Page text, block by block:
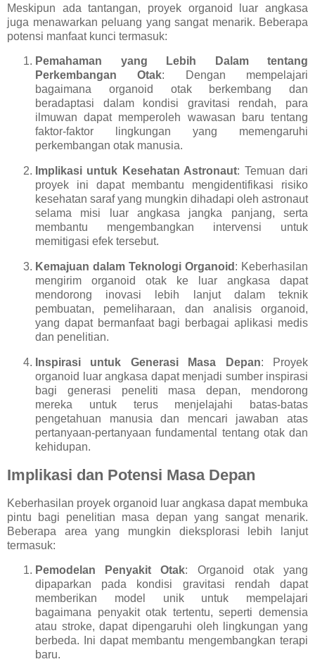
Meskipun ada tantangan, proyek organoid luar angkasa
juga menawarkan peluang yang sangat menarik. Beberapa
potensi manfaat kunci termasuk:
Pemahaman yang Lebih Dalam tentang
Perkembangan Otak: Dengan mempelajari
bagaimana organoid otak berkembang dan
beradaptasi dalam kondisi gravitasi rendah, para
ilmuwan dapat memperoleh wawasan baru tentang
faktor-faktor lingkungan yang memengaruhi
perkembangan otak manusia.
Implikasi untuk Kesehatan Astronaut: Temuan dari
proyek ini dapat membantu mengidentifikasi risiko
kesehatan saraf yang mungkin dihadapi oleh astronaut
selama misi luar angkasa jangka panjang, serta
membantu mengembangkan intervensi untuk
memitigasi efek tersebut.
Kemajuan dalam Teknologi Organoid : Keberhasilan
mengirim organoid otak ke luar angkasa dapat
mendorong inovasi lebih lanjut dalam teknik
pembuatan, pemeliharaan, dan analisis organoid,
yang dapat bermanfaat bagi berbagai aplikasi medis
dan penelitian.
Inspirasi untuk Generasi Masa Depan: Proyek
organoid luar angkasa dapat menjadi sumber inspirasi
bagi generasi peneliti masa depan, mendorong
mereka untuk terus menjelajahi batas-batas
pengetahuan manusia dan mencari jawaban atas
pertanyaan-pertanyaan fundamental tentang otak dan
kehidupan.
Implikasi dan Potensi Masa Depan
Keberhasilan proyek organoid luar angkasa dapat membuka
pintu bagi penelitian masa depan yang sangat menarik.
Beberapa area yang mungkin dieksplorasi lebih lanjut
termasuk:
Pemodelan Penyakit Otak: Organoid otak yang
dipaparkan pada kondisi gravitasi rendah dapat
memberikan model unik untuk mempelajari
bagaimana penyakit otak tertentu, seperti demensia
atau stroke, dapat dipengaruhi oleh lingkungan yang
berbeda. Ini dapat membantu mengembangkan terapi
baru.